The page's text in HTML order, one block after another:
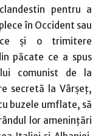
pentru a
în Occident sau
şi o trimitere
păcate ce a spus
comunist de la
secretă la Vârşeţ,
buzele umflate, să
lor ameninţări